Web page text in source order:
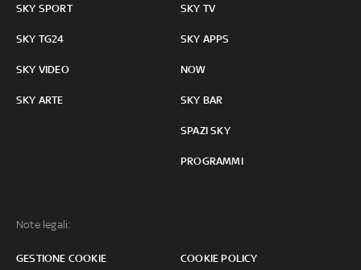
SKY SPORT
SKY TG24
SKY VIDEO
SKY ARTE
SKY TV
SKY APPS
NOW
SKY BAR
SPAZI SKY
PROGRAMMI
Note legali:
GESTIONE COOKIE COOKIE POLICY